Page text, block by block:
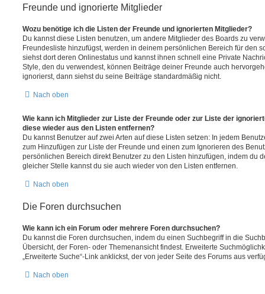
Freunde und ignorierte Mitglieder
Wozu benötige ich die Listen der Freunde und ignorierten Mitglieder?
Du kannst diese Listen benutzen, um andere Mitglieder des Boards zu
Freundesliste hinzufügst, werden in deinem persönlichen Bereich für den
siehst dort deren Onlinestatus und kannst ihnen schnell eine Private
Style, den du verwendest, können Beiträge deiner Freunde auch
ignorierst, dann siehst du seine Beiträge standardmäßig nicht.
Nach oben
Wie kann ich Mitglieder zur Liste der Freunde oder zur Liste der
diese wieder aus den Listen entfernen?
Du kannst Benutzer auf zwei Arten auf diese Listen setzen: In jedem
zum Hinzufügen zur Liste der Freunde und einen zum Ignorieren des
persönlichen Bereich direkt Benutzer zu den Listen hinzufügen, indem du
gleicher Stelle kannst du sie auch wieder von den Listen entfernen.
Nach oben
Die Foren durchsuchen
Wie kann ich ein Forum oder mehrere Foren durchsuchen?
Du kannst die Foren durchsuchen, indem du einen Suchbegriff in die
Übersicht, der Foren- oder Themenansicht findest. Erweiterte
„Erweiterte Suche“-Link anklickst, der von jeder Seite des Forums aus
Nach oben